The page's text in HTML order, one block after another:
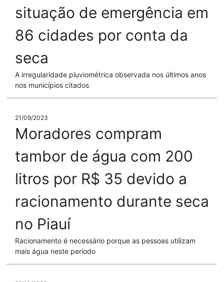
situação de emergência em
86 cidades por conta da
seca
A irregularidade pluviométrica observada nos últimos anos
nos municípios citados
21/09/2023
Moradores compram
tambor de água com 200
litros por R$ 35 devido a
racionamento durante seca
no Piauí
Racionamento é necessário porque as pessoas utilizam
mais água neste período